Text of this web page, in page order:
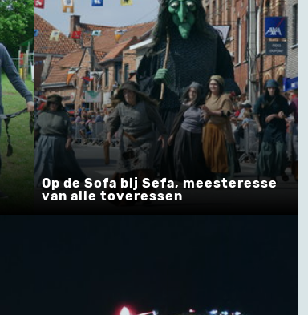
Op de Sofa bij Sefa, meesteresse
van alle toveressen